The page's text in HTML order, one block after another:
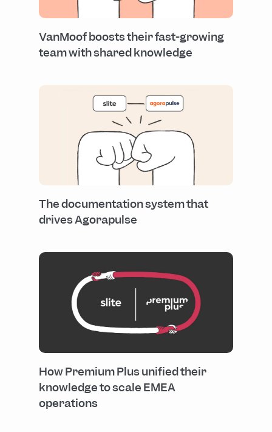
VanMoof boosts their fast-growing
team with shared knowledge
The documentation system that
drives Agorapulse
How Premium Plus unified their
knowledge to scale EMEA
operations